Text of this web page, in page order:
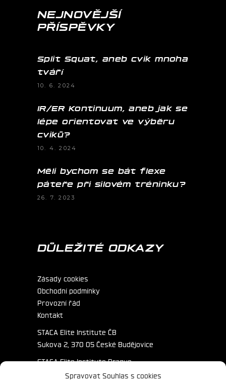
Spravovat Souhlas s cookies
NEJNOVĚJŠÍ
PŘÍSPĚVKY
Split Squat, aneb cvik mnoha
tváří
10. 6. 2024
IR/ER Kontinuum, aneb jak se
lépe orientovat ve výběru
cviků?
10. 4. 2024
Měli bychom se bát flexe
páteře při silovém tréninku?
26. 7. 2023
DŮLEŽITÉ ODKAZY
Zásady cookies
Obchodní podmínky
Provozní řád
Kontakt
STACA Elite Institute ČB
Sukova 2, 370 05 České Budějovice
STACA Elite Institute Prague
Primátorská 172/3, 180 00 Praha